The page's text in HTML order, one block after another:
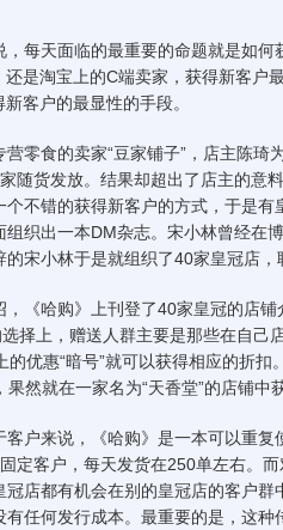
天面临的最重要的命题就是如何
还是淘宝上的C端卖家，获得新客户
客户的最显性的手段。
食的卖家“豆家铺子”，店主陈琦
随货发放。结果却超出了店主的意
个不错的获得新客户的方式，于是
组织出一本DM杂志。宋小林曾经在
的宋小林于是就组织了40家皇冠店，
哈购》上刊登了40家皇冠的店铺
择上，赠送人群主要是那些在自己
的优惠“暗号”就可以获得相应的折
果然就在一家名为“天香堂”的店铺中
来说，《哈购》是一本可以重复
定客户，每天发货在250单左右。
冠店都有机会在别的皇冠店的客户
任何发行成本。最重要的是，这种